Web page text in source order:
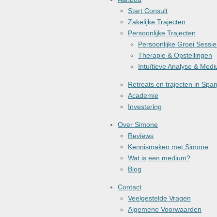
Start Consult
Zakelijke Trajecten
Persoonlijke Trajecten
Persoonlijke Groei
Therapie & Opstellingen
Intuïtieve Analyse &
Retreats en trajecten in
Academie
Investering
Over Simone
Reviews
Kennismaken met Simone
Wat is een medium?
Blog
Contact
Veelgestelde Vragen
Algemene Voorwaarden